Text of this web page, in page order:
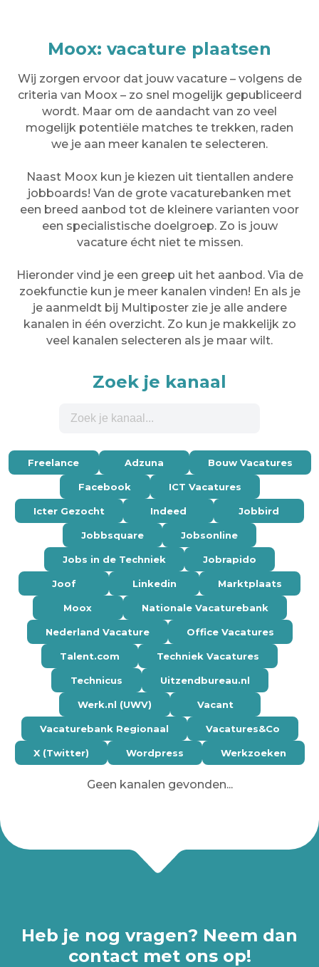
Moox: vacature plaatsen
Wij zorgen ervoor dat jouw vacature – volgens de
criteria van Moox – zo snel mogelijk gepubliceerd
wordt. Maar om de aandacht van zo veel
mogelijk potentiële matches te trekken, raden
we je aan meer kanalen te selecteren.
Naast Moox kun je kiezen uit tientallen andere
jobboards! Van de grote vacaturebanken met
een breed aanbod tot de kleinere varianten voor
een specialistische doelgroep. Zo is jouw
vacature écht niet te missen.
Hieronder vind je een greep uit het aanbod. Via de
zoekfunctie kun je meer kanalen vinden! En als je
je aanmeldt bij Multiposter zie je alle andere
kanalen in één overzicht. Zo kun je makkelijk zo
veel kanalen selecteren als je maar wilt.
Zoek je kanaal
Freelance Adzuna Bouw Vacatures
Facebook ICT Vacatures
Icter Gezocht Indeed Jobbird
Jobbsquare Jobsonline
Jobs in de Techniek Jobrapido
Joof Linkedin Marktplaats
Moox Nationale Vacaturebank
Nederland Vacature Office Vacatures
Talent.com Techniek Vacatures
Technicus Uitzendbureau.nl
Werk.nl (UWV) Vacant
Vacaturebank Regionaal Vacatures&Co
X (Twitter) Wordpress Werkzoeken
Geen kanalen gevonden...
Heb je nog vragen? Neem dan
contact met ons op!